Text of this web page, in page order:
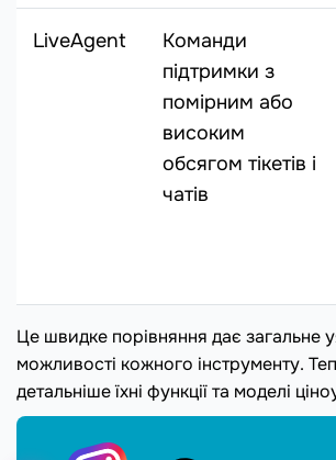
LiveAgent
Команди
підтримки з
помірним або
високим
обсягом тікетів і
чатів
Це швидке порівняння дає загальне
можливості кожного інструменту.
детальніше їхні функції та моделі